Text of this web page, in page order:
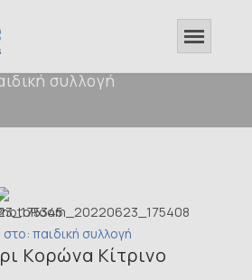
συλλογή
παιδική συλλογή
Κορώνα Κίτρινο